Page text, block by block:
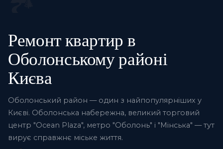
Ремонт квартир в
Оболонському районі
Києва
Оболонський район — один з найпопулярніших у
Києві. Оболонська набережна, великий торговий
центр "Ocean Plaza", метро "Оболонь" і "Мінська" — тут
вирує справжнє міське життя.